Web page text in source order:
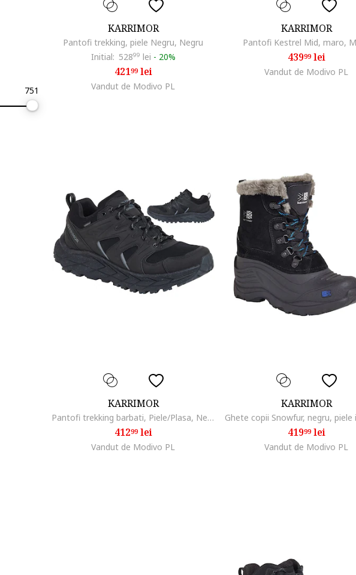
KARRIMOR
Pantofi trekking, piele Negru, Negru
Initial: 52899 lei - 20%
42199lei
Vandut de Modivo PL
KARRIMOR
Pantofi Kestrel Mid, maro,
43999lei
Vandut de Modivo PL
KARRIMOR
Pantofi trekking barbati, Piele/Plasa, Negru32`4, Negru
41299lei
Vandut de Modivo PL
KARRIMOR
41999lei
Vandut de Modivo PL
751